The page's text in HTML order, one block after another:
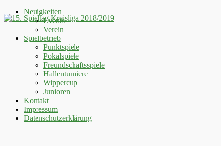
Neuigkeiten
Events
Verein
Spielbetrieb
Punktspiele
Pokalspiele
Freundschaftsspiele
Hallenturniere
Wippercup
Junioren
Kontakt
Impressum
Datenschutzerklärung